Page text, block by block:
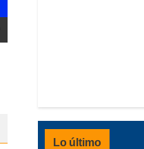
Lo último